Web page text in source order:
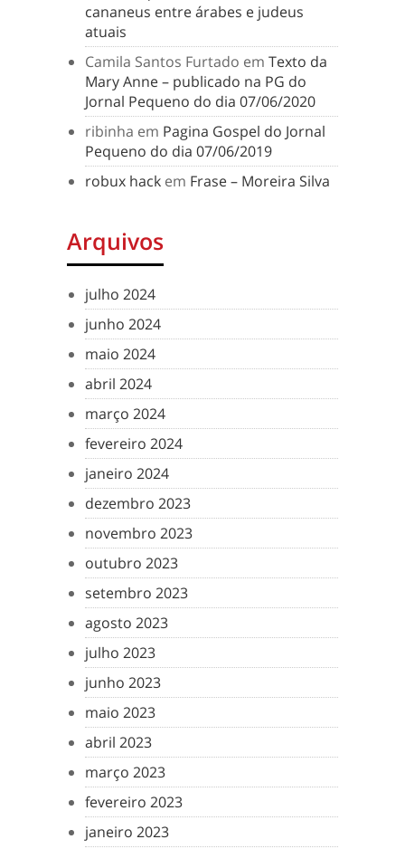
cananeus entre árabes e judeus
atuais
Camila Santos Furtado em Texto da
Mary Anne – publicado na PG do
Jornal Pequeno do dia 07/06/2020
ribinha em Pagina Gospel do Jornal
Pequeno do dia 07/06/2019
robux hack em Frase – Moreira Silva
Arquivos
julho 2024
junho 2024
maio 2024
abril 2024
março 2024
fevereiro 2024
janeiro 2024
dezembro 2023
novembro 2023
outubro 2023
setembro 2023
agosto 2023
julho 2023
junho 2023
maio 2023
abril 2023
março 2023
fevereiro 2023
janeiro 2023